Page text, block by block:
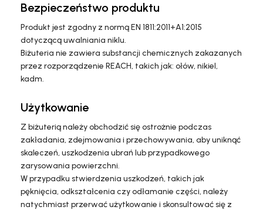
Bezpieczeństwo produktu
Produkt jest zgodny z normą EN 1811:2011+A1:2015
dotyczącą uwalniania niklu.
Biżuteria nie zawiera substancji chemicznych zakazanych
przez rozporządzenie REACH, takich jak: ołów, nikiel,
kadm.
Użytkowanie
Z biżuterią należy obchodzić się ostrożnie podczas
zakładania, zdejmowania i przechowywania, aby uniknąć
skaleczeń, uszkodzenia ubrań lub przypadkowego
zarysowania powierzchni.
W przypadku stwierdzenia uszkodzeń, takich jak
pęknięcia, odkształcenia czy odłamanie części, należy
natychmiast przerwać użytkowanie i skonsultować się z